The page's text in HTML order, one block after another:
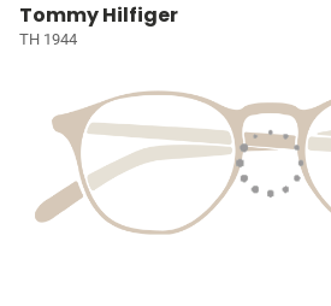
Tommy Hilfiger
TH 1944